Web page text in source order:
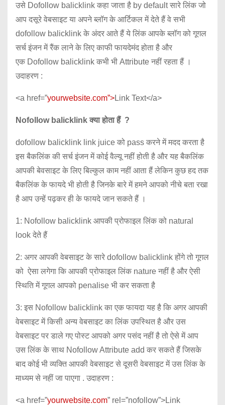
उसे Dofollow balicklink कहा जाता है by default सारे लिंक जो
आप दसूरे वेबसाइट या अपने ब्लॉग के आर्टिकल में देते हैं वे सभी
dofollow balicklink के अंदर आते हैं ये लिंक आपके ब्लॉग को गूगल
सर्च इंजन में रैंक लाने के लिए काफी फायदेमंद होता है और
एक Dofollow balicklink कभी भी Attribute नहीं रहता हैं ।
उदाहरण :
<a href=”yourwebsite.com”>Link Text</a>
Nofollow balicklink क्या होता हैं ?
dofollow balicklink link juice को pass करने में मदद करता है
इस बैकलिंक की सर्च इंजन में कोई वैल्यू नहीं होती है और यह बैकलिंक
आपकी बेवसाइट के लिए बिल्कुल काम नहीं आता हैं लेकिन कुछ हद तक
बैकलिंक के फायदे भी होती है जिनके बारे में हमने आपको नीचे बता रखा
है आप उन्हें पढ़कर ही के फायदे जान सकते हैं ।
1: Nofollow balicklink आपकी प्रोफाइल लिंक को natural
look देते हैं
2: अगर आपकी वेबसाइट के सारे dofollow balicklink होंगे तो गूगल
को ऐसा लगेगा कि आपकी प्रोफाइल लिंक nature नहीं है और ऐसी
स्थिति में गूगल आपको penalise भी कर सकता है
3: इस Nofollow balicklink का एक फायदा यह है कि अगर आपकी
वेबसाइट में किसी अन्य वेबसाइट का लिंक उपस्थित है और उस
वेबसाइट पर डाले गए पोस्ट आपको अगर पसंद नहीं है तो ऐसे में आप
उस लिंक के साथ Nofollow Attribute add कर सकते हैं जिसके
बाद कोई भी व्यक्ति आपकी वेबसाइट से दूसरी वेबसाइट में उस लिंक के
माध्यम से नहीं जा पाएगा . उदाहरण :
<a href=”yourwebsite.com” rel=”nofollow”>Link